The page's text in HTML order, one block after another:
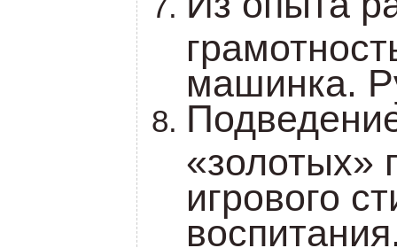
машинка.
«золотых»
игрового